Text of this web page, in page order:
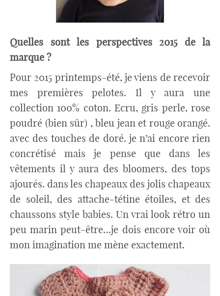
Quelles sont les perspectives 2015 de la
marque ?
Pour 2015 printemps-été, je viens de recevoir
mes premières pelotes. Il y aura une
collection 100% coton. Ecru, gris perle, rose
poudré (bien sûr) , bleu jean et rouge orangé.
avec des touches de doré. je n’ai encore rien
concrétisé mais je pense que dans les
vêtements il y aura des bloomers, des tops
ajourés. dans les chapeaux des jolis chapeaux
de soleil, des attache-tétine étoiles, et des
chaussons style babies. Un vrai look rétro un
peu marin peut-être…je dois encore voir où
mon imagination me mène exactement.